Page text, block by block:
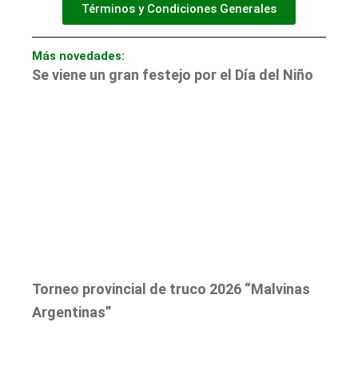
Términos y Condiciones Generales
Más novedades:
Se viene un gran festejo por el Día del Niño
Torneo provincial de truco 2026 “Malvinas
Argentinas”